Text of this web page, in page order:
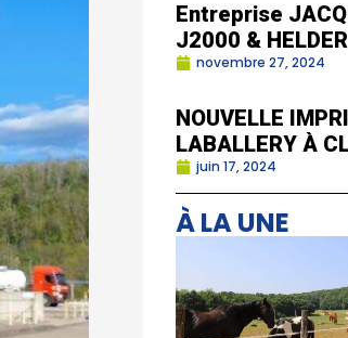
Entreprise
J2000 &
novembre 27, 2024
NOUVELLE
LABALLERY À
juin 17, 2024
À LA UNE